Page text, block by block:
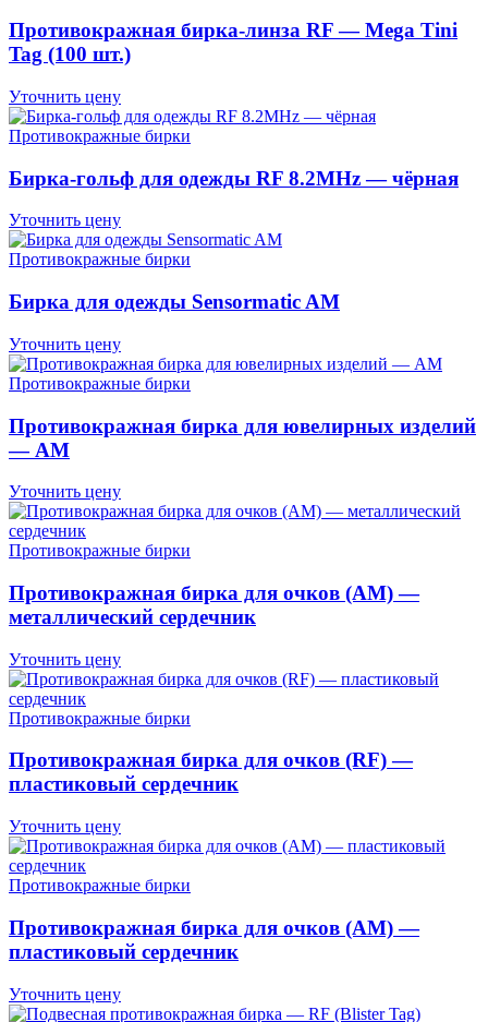
Противокражная бирка-линза RF — Mega Tini
Tag (100 шт.)
Уточнить цену
Противокражные бирки
Бирка-гольф для одежды RF 8.2MHz — чёрная
Уточнить цену
Противокражные бирки
Бирка для одежды Sensormatic AM
Уточнить цену
Противокражные бирки
Противокражная бирка для ювелирных изделий
— AM
Уточнить цену
Противокражные бирки
Противокражная бирка для очков (AM) —
металлический сердечник
Уточнить цену
Противокражные бирки
Противокражная бирка для очков (RF) —
пластиковый сердечник
Уточнить цену
Противокражные бирки
Противокражная бирка для очков (AM) —
пластиковый сердечник
Уточнить цену